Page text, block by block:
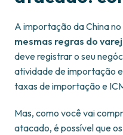
A importação da China no
mesmas regras do
deve registrar o seu
atividade de importação
taxas de importação e
Mas, como você vai
atacado, é possível que